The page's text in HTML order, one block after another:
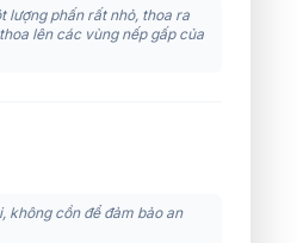
lượng phấn rất nhỏ, thoa ra
lên các vùng nếp gấp của
không cồn để đảm bảo an